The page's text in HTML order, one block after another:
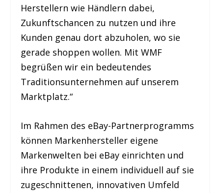
Herstellern wie Händlern dabei,
Zukunftschancen zu nutzen und ihre
Kunden genau dort abzuholen, wo sie
gerade shoppen wollen. Mit WMF
begrüßen wir ein bedeutendes
Traditionsunternehmen auf unserem
Marktplatz.“
Im Rahmen des eBay-Partnerprogramms
können Markenhersteller eigene
Markenwelten bei eBay einrichten und
ihre Produkte in einem individuell auf sie
zugeschnittenen, innovativen Umfeld